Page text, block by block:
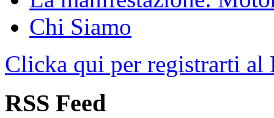
Chi Siamo
Clicka qui per registrarti al
RSS Feed